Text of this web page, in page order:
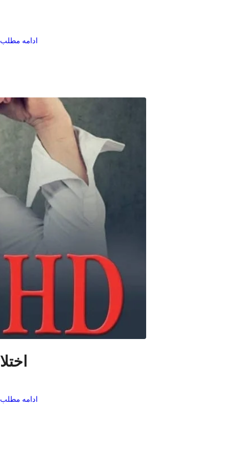
ادامه مطلب
ادامه مطلب